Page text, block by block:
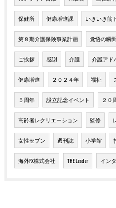
保健所 健康増進課 いきいき筋
第８期介護保険事業計画 覚悟の瞬間
ご挨拶 感謝 介護 介護アド
健康増進 ２０２４年 福祉
５周年 設立記念イベント ２０
高齢者レクリエーション 監修
女性セブン 週刊誌 小学館
海外FX株式会社 THE Leader イン